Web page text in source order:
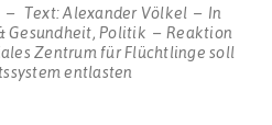
Text:Alexander Völkel
In
Gesundheit, Politik
Reaktion
Zentrum für Flüchtlinge soll
entlasten